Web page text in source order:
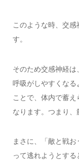
このような時、交
す。
そのため交感神経は
呼吸がしやすくなる
ことで、体内で蓄
なります。つまり、
まさに、「敵と戦
って逃れようとす